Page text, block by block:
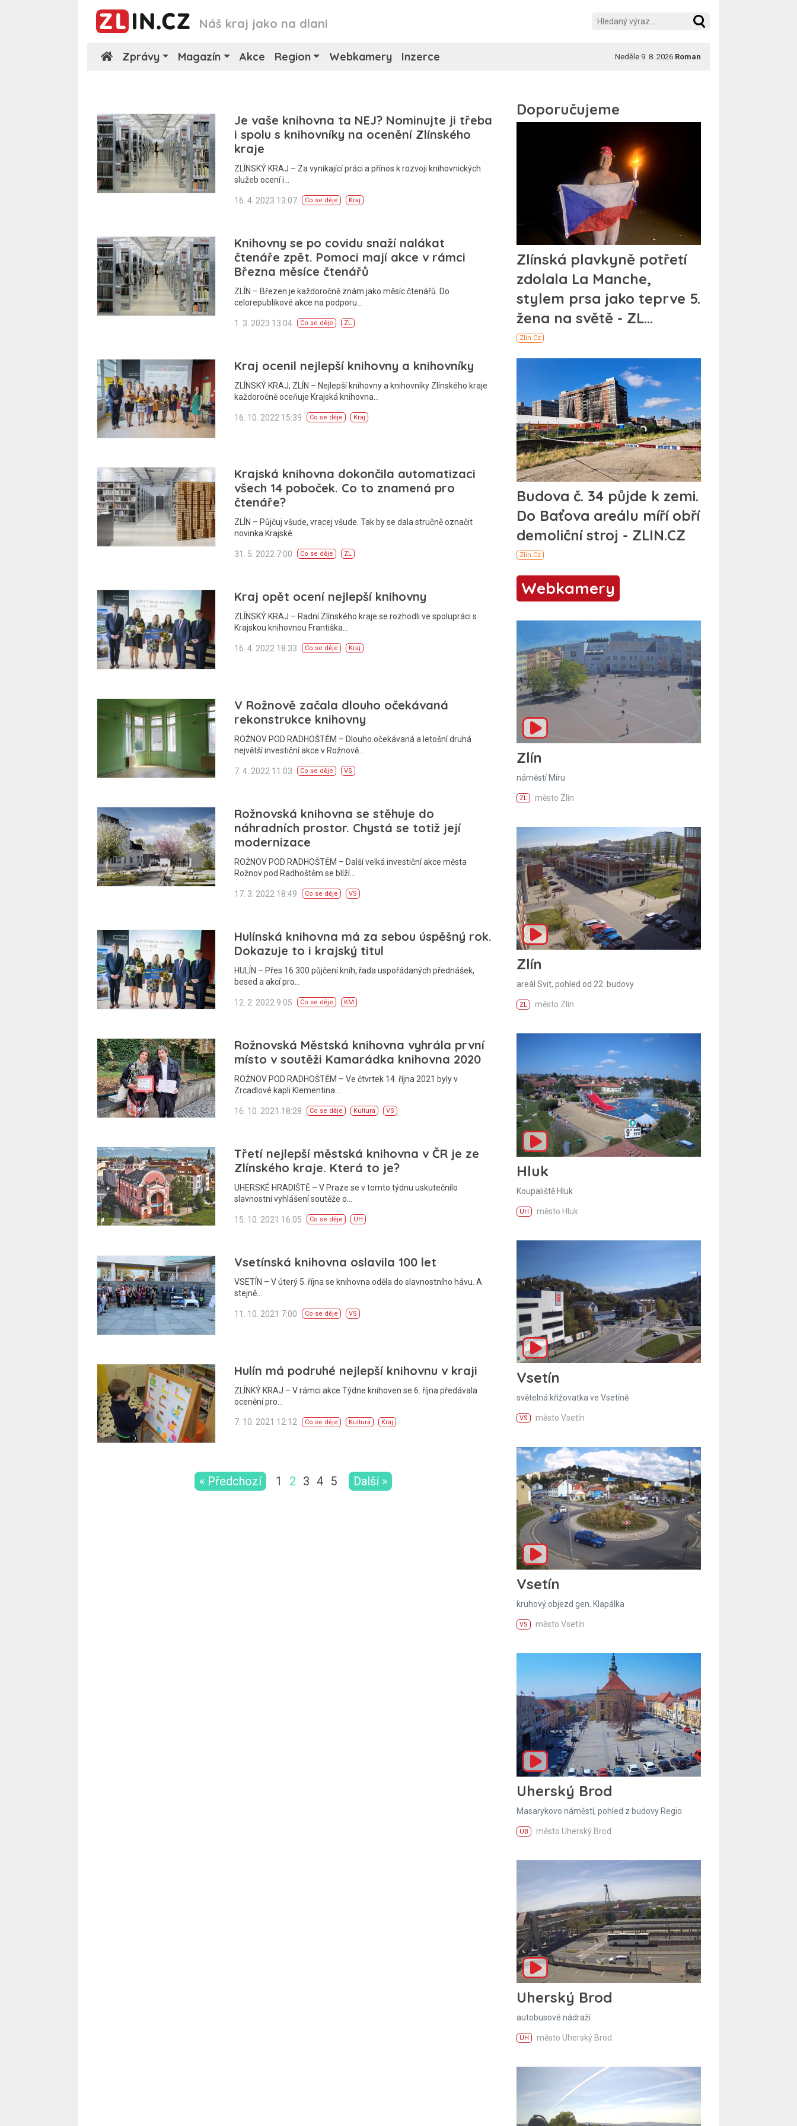
Náš kraj jako na dlani
Zprávy Magazín Akce Region Webkamery Inzerce Neděle 9. 8. 2026 Roman
Je vaše knihovna ta NEJ? Nominujte ji třeba
i spolu s knihovníky na ocenění Zlínského
kraje
ZLÍNSKÝ KRAJ – Za vynikající práci a přínos k rozvoji knihovnických
služeb ocení i…
16. 4. 2023 13:07 Co se děje Kraj
Knihovny se po covidu snaží nalákat
čtenáře zpět. Pomoci mají akce v rámci
Března měsíce čtenářů
ZLÍN – Březen je každoročně znám jako měsíc čtenářů. Do
celorepublikové akce na podporu…
1. 3. 2023 13:04 Co se děje ZL
Kraj ocenil nejlepší knihovny a knihovníky
ZLÍNSKÝ KRAJ, ZLÍN – Nejlepší knihovny a knihovníky Zlínského kraje
každoročně oceňuje Krajská knihovna…
16. 10. 2022 15:39 Co se děje Kraj
Krajská knihovna dokončila automatizaci
všech 14 poboček. Co to znamená pro
čtenáře?
ZLÍN – Půjčuj všude, vracej všude. Tak by se dala stručně označit
novinka Krajské…
31. 5. 2022 7:00 Co se děje ZL
Kraj opět ocení nejlepší knihovny
ZLÍNSKÝ KRAJ – Radní Zlínského kraje se rozhodli ve spolupráci s
Krajskou knihovnou Františka…
16. 4. 2022 18:33 Co se děje Kraj
V Rožnově začala dlouho očekávaná
rekonstrukce knihovny
ROŽNOV POD RADHOŠTĚM – Dlouho očekávaná a letošní druhá
největší investiční akce v Rožnově…
7. 4. 2022 11:03 Co se děje VS
Rožnovská knihovna se stěhuje do
náhradních prostor. Chystá se totiž její
modernizace
ROŽNOV POD RADHOŠTĚM – Další velká investiční akce města
Rožnov pod Radhoštěm se blíží…
17. 3. 2022 18:49 Co se děje VS
Hulínská knihovna má za sebou úspěšný rok.
Dokazuje to i krajský titul
HULÍN – Přes 16 300 půjčení knih, řada uspořádaných přednášek,
besed a akcí pro…
12. 2. 2022 9:05 Co se děje KM
Rožnovská Městská knihovna vyhrála první
místo v soutěži Kamarádka knihovna 2020
ROŽNOV POD RADHOŠTĚM – Ve čtvrtek 14. října 2021 byly v
Zrcadlové kapli Klementina…
16. 10. 2021 18:28 Co se děje Kultura VS
Třetí nejlepší městská knihovna v ČR je ze
Zlínského kraje. Která to je?
UHERSKÉ HRADIŠTĚ – V Praze se v tomto týdnu uskutečnilo
slavnostní vyhlášení soutěže o…
15. 10. 2021 16:05 Co se děje UH
Vsetínská knihovna oslavila 100 let
VSETÍN – V úterý 5. října se knihovna oděla do slavnostního hávu. A
stejně…
11. 10. 2021 7:00 Co se děje VS
Hulín má podruhé nejlepší knihovnu v kraji
ZLÍNKÝ KRAJ – V rámci akce Týdne knihoven se 6. října předávala
ocenění pro…
7. 10. 2021 12:12 Co se děje Kultura Kraj
« Předchozí 1 2 3 4 5 Další »
Webkamery
Zlín
náměstí Míru
ZL město Zlín
Zlín
areál Svit, pohled od 22. budovy
ZL město Zlín
Hluk
Koupaliště Hluk
UH město Hluk
Vsetín
světelná křižovatka ve Vsetíně
VS město Vsetín
Vsetín
kruhový objezd gen. Klapálka
VS město Vsetín
Uherský Brod
Masarykovo náměstí, pohled z budovy Regio
UB město Uherský Brod
Uherský Brod
autobusové nádraží
UH město Uherský Brod